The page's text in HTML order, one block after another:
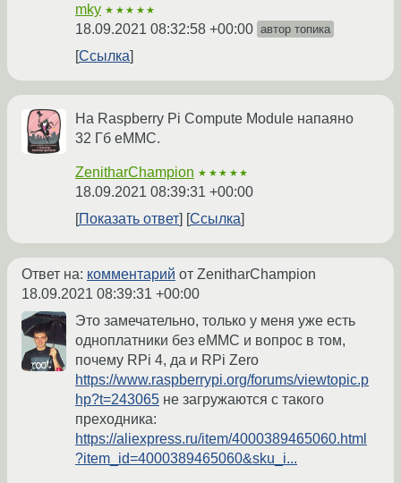
mky ★★★★★
18.09.2021 08:32:58 +00:00 автор топика
Ссылка
На Raspberry Pi Compute Module напаяно
32 Гб eMMC.
ZenitharChampion ★★★★★
18.09.2021 08:39:31 +00:00
Показать ответ
Ссылка
Ответ на: комментарий от ZenitharChampion
18.09.2021 08:39:31 +00:00
Это замечательно, только у меня уже есть
одноплатники без eMMC и вопрос в том,
почему RPi 4, да и RPi Zero
https://www.raspberrypi.org/forums/viewtopic.p
hp?t=243065 не загружаются с такого
преходника:
https://aliexpress.ru/item/4000389465060.html
?item_id=4000389465060&sku_i...